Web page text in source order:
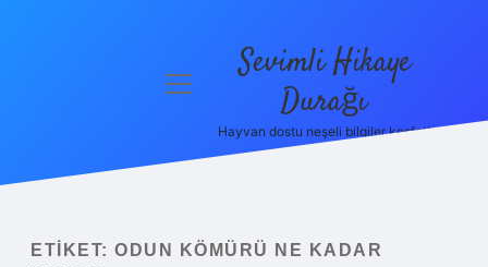
menüyü
Sevimli Hikaye
Durağı
Hayvan dostu neşeli bilgiler keşfet!
ETIKET: ODUN KÖMÜRÜ NE KADAR